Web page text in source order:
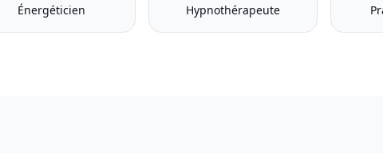
Énergéticien Hypnothérapeute